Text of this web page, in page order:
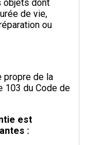
objets dont
de vie,
ou
propre de la
103 du Code de
est
: